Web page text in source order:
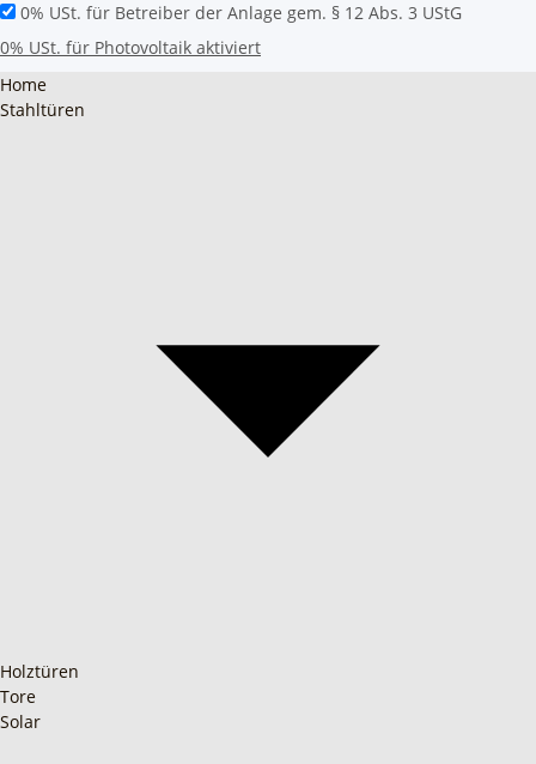
0% USt. für Betreiber der Anlage gem. § 12 Abs. 3 UStG
0% USt. für Photovoltaik aktiviert
Home
Stahltüren
Holztüren
Tore
Solar